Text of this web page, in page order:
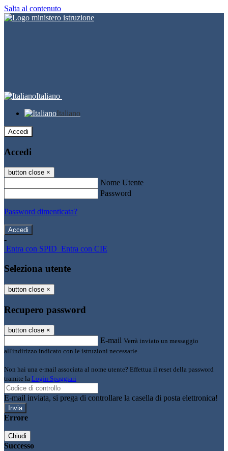
Salta al contenuto
Italiano
Italiano
Accedi
Accedi
button close ×
Nome Utente
Password
Password dimenticata?
-
Entra con SPID Entra con CIE
Seleziona utente
button close ×
Recupero password
button close ×
E-mail Verrà inviato un messaggio
all'indirizzo indicato con le istruzioni necessarie.
Non hai una e-mail associata al nome utente? Effettua il reset della password
tramite la Login Spaggiari
E-mail inviata, si prega di controllare la casella di posta elettronica!
Errore
Chiudi
Successo